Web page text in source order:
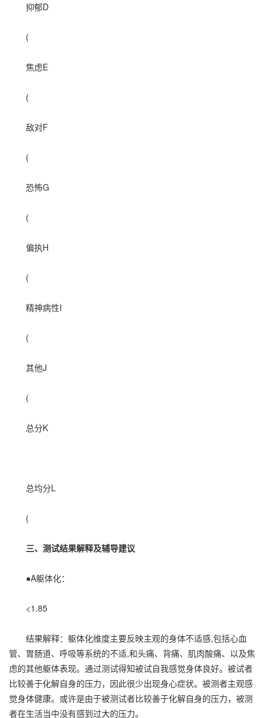
抑郁D
(
焦虑E
(
敌对F
(
恐怖G
(
偏执H
(
精神病性I
(
其他J
(
总分K
总均分L
(
三、测试结果解释及辅导建议
●A躯体化：
<1.85
结果解释：躯体化维度主要反映主观的身体不适感,包括心血
管、胃肠道、呼吸等系统的不适,和头痛、背痛、肌肉酸痛、以及焦
虑的其他躯体表现。通过测试得知被试自我感觉身体良好。被试者
比较善于化解自身的压力，因此很少出现身心症状。被测者主观感
觉身体健康。或许是由于被测试者比较善于化解自身的压力，被测
者在生活当中没有感到过大的压力。